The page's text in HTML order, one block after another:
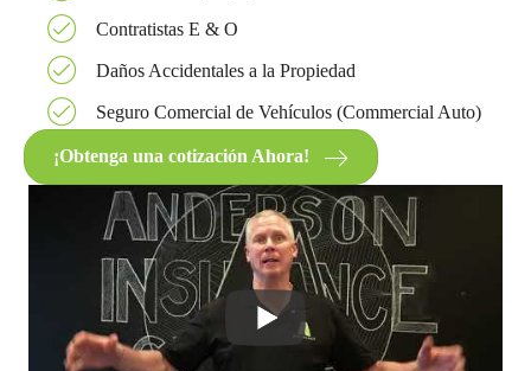
Contratistas E & O
Daños Accidentales a la Propiedad
Seguro Comercial de Vehículos (Commercial Auto)
¡Obtenga una cotización Ahora!